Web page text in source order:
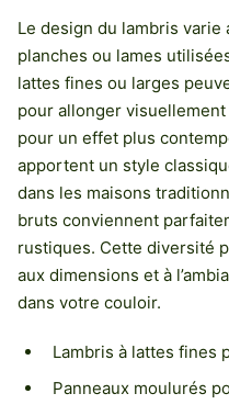
Le design du lambris
planches ou lames
lattes fines ou larges
pour allonger
pour un effet plus
apportent un style
dans les maisons
bruts conviennent
rustiques. Cette diversité
aux dimensions et à
dans votre couloir.
Lambris à lattes fines
Panneaux moulurés